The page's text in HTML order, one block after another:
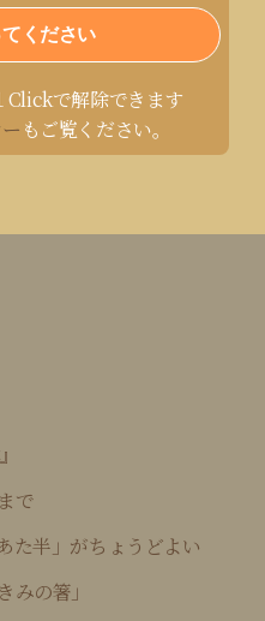
Clickで解除できます
もご覧ください。
で
た半」がちょうどよい
みの箸」